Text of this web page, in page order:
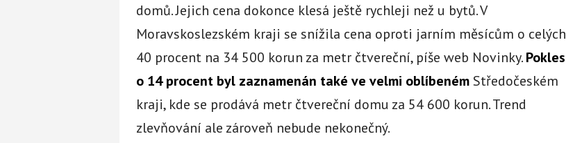
domů. Jejich cena dokonce klesá ještě rychleji než u bytů. V
Moravskoslezském kraji se snížila cena oproti jarním měsícům o celých
40 procent na 34 500 korun za metr čtvereční, píše web Novinky.Pokles
o 14 procent byl zaznamenán také ve velmi oblíbenémStředočeském
kraji, kde se prodává metr čtvereční domu za 54 600 korun. Trend
zlevňování ale zároveň nebude nekonečný.